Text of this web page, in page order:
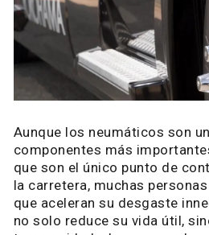
Aunque los neumáticos son
componentes más
que son el único punto de
la carretera, muchas
que aceleran su desgaste
no solo reduce su vida útil,